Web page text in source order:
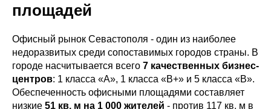
площадей
Офисный рынок Севастополя - один из наиболее
недоразвитых среди сопоставимых городов страны. В
городе насчитывается всего 7 качественных бизнес-
центров: 1 класса «А», 1 класса «В+» и 5 класса «В».
Обеспеченность офисными площадями составляет
низкие 51 кв. м на 1 000 жителей - против 117 кв. м в